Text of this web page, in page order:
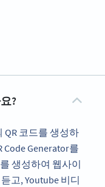
?
QR 코드를 생성하
Generator를
생성하여 웹사이
고, Youtube 비디